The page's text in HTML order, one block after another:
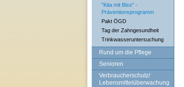
"Kita mit Biss" -
Präventionsprogramm
Pakt ÖGD
Tag der Zahngesundheit
Trinkwasseruntersuchung
Rund um die Pflege
Senioren
Verbraucherschutz/
Lebensmittelüberwachung